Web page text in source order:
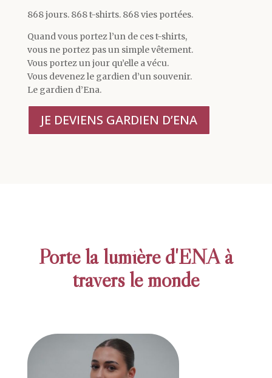
868 jours. 868 t-shirts. 868 vies portées.
Quand vous portez l’un de ces t-shirts,
vous ne portez pas un simple vêtement.
Vous portez un jour qu’elle a vécu.
Vous devenez le gardien d’un souvenir.
Le gardien d’Ena.
JE DEVIENS GARDIEN D’ENA
Porte la lumière d'ENA à
travers le monde